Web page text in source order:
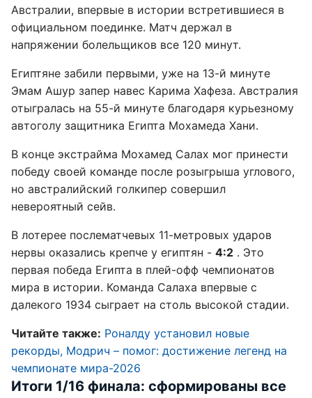
Австралии, впервые в истории встретившиеся в
официальном поединке. Матч держал в
напряжении болельщиков все 120 минут.
Египтяне забили первыми, уже на 13-й минуте
Эмам Ашур запер навес Карима Хафеза. Австралия
отыгралась на 55-й минуте благодаря курьезному
автоголу защитника Египта Мохамеда Хани.
В конце экстрайма Мохамед Салах мог принести
победу своей команде после розыгрыша углового,
но австралийский голкипер совершил
невероятный сейв.
В лотерее послематчевых 11-метровых ударов
нервы оказались крепче у египтян - 4:2 . Это
первая победа Египта в плей-офф чемпионатов
мира в истории. Команда Салаха впервые с
далекого 1934 сыграет на столь высокой стадии.
Читайте также: Роналду установил новые
рекорды, Модрич – помог: достижение легенд на
чемпионате мира-2026
Итоги 1/16 финала: сформированы все